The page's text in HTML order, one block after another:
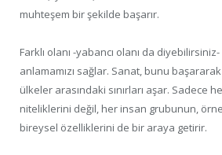
muhteşem bir şekilde başarır.
Farklı olanı -yabancı olanı da
anlamamızı sağlar. Sanat, bunu
ülkeler arasındaki sınırları aşar. Sadece
niteliklerini değil, her insan grubunun,
bireysel özelliklerini de bir araya getirir.